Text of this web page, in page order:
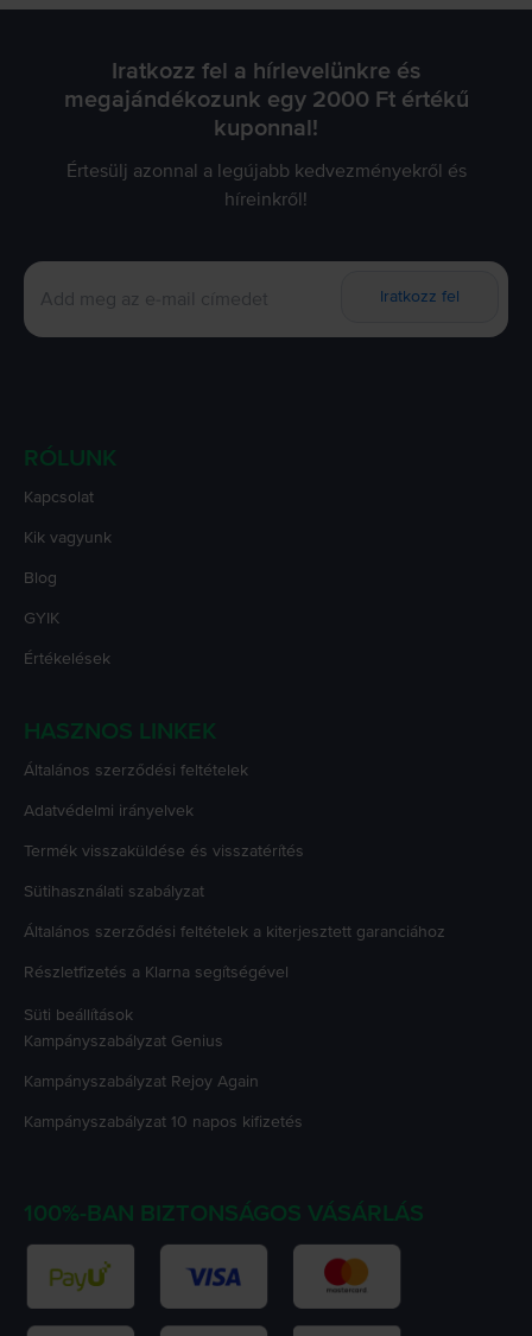
Iratkozz fel a hírlevelünkre és
megajándékozunk egy 2000 Ft értékű
kuponnal!
Értesülj azonnal a legújabb kedvezményekről és
híreinkről!
Iratkozz fel
RÓLUNK
Kapcsolat
Kik vagyunk
Blog
GYIK
Értékelések
HASZNOS LINKEK
Általános szerződési feltételek
Adatvédelmi irányelvek
Termék visszaküldése és visszatérítés
Sütihasználati szabályzat
Általános szerződési feltételek a kiterjesztett garanciához
Részletfizetés a Klarna segítségével
Süti beállítások
Kampányszabályzat Genius
Kampányszabályzat Rejoy Again
Kampányszabályzat 10 napos kifizetés
100%-BAN BIZTONSÁGOS VÁSÁRLÁS